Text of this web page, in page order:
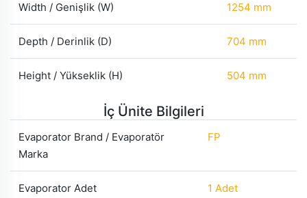
Width / Genişlik (W) 1254 mm
Depth / Derinlik (D) 704 mm
Height / Yükseklik (H) 504 mm
İç Ünite Bilgileri
Evaporator Brand / Evaporatör
Marka
FP
Evaporator Adet 1 Adet